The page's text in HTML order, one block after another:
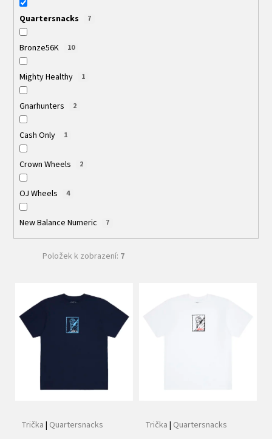
Quartersnacks 7
Bronze56K 10
Mighty Healthy 1
Gnarhunters 2
Cash Only 1
Crown Wheels 2
OJ Wheels 4
New Balance Numeric 7
Položek k zobrazení: 7
p
Trička | Quartersnacks Trička | Quartersnacks